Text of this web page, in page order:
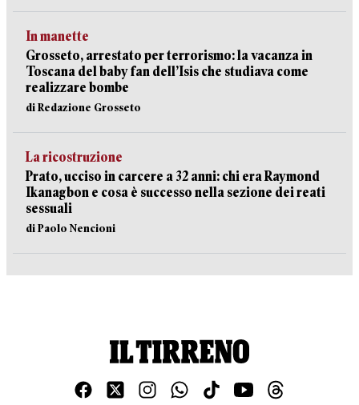
In manette
Grosseto, arrestato per terrorismo: la vacanza in
Toscana del baby fan dell’Isis che studiava come
realizzare bombe
di Redazione Grosseto
La ricostruzione
Prato, ucciso in carcere a 32 anni: chi era Raymond
Ikanagbon e cosa è successo nella sezione dei reati
sessuali
di Paolo Nencioni